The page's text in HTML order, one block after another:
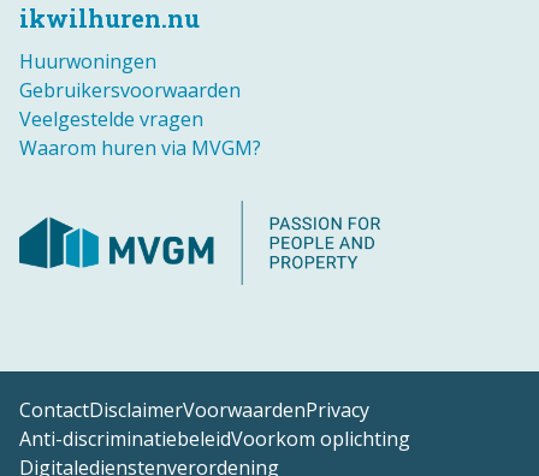
ikwilhuren.nu
Huurwoningen
Gebruikersvoorwaarden
Veelgestelde vragen
Waarom huren via MVGM?
ContactDisclaimerVoorwaardenPrivacy
Anti-discriminatiebeleidVoorkom oplichting
Digitaledienstenverordening